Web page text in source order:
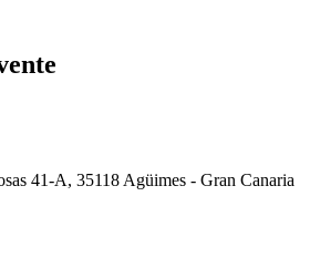
41-A, 35118 Agüimes - Gran Canaria